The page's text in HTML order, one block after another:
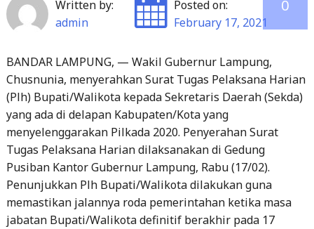
0
Written by:
admin
Posted on:
February 17, 2021
BANDAR LAMPUNG, — Wakil Gubernur Lampung,
Chusnunia, menyerahkan Surat Tugas Pelaksana Harian
(Plh) Bupati/Walikota kepada Sekretaris Daerah (Sekda)
yang ada di delapan Kabupaten/Kota yang
menyelenggarakan Pilkada 2020. Penyerahan Surat
Tugas Pelaksana Harian dilaksanakan di Gedung
Pusiban Kantor Gubernur Lampung, Rabu (17/02).
Penunjukkan Plh Bupati/Walikota dilakukan guna
memastikan jalannya roda pemerintahan ketika masa
jabatan Bupati/Walikota definitif berakhir pada 17